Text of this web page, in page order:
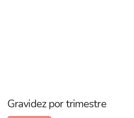
Gravidez por trimestre